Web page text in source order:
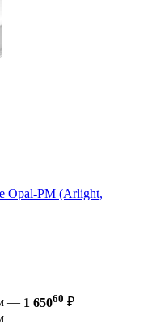
Opal-PM (Arlight,
м — 1 65060 ₽